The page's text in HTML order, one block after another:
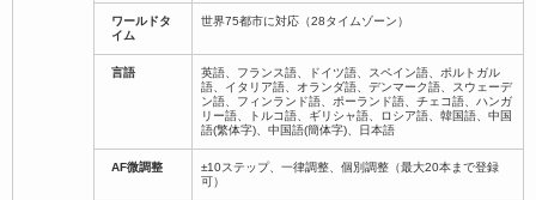
ワールドタ
イム
世界75都市に対応（28タイムゾーン）
言語
英語、フランス語、ドイツ語、スペイン語、ポルトガル
語、イタリア語、オランダ語、デンマーク語、スウェーデ
ン語、フィンランド語、ポーランド語、チェコ語、ハンガ
リー語、トルコ語、ギリシャ語、ロシア語、韓国語、中国
語(繁体字)、中国語(簡体字)、日本語
AF微調整
±10ステップ、一律調整、個別調整（最大20本まで登録
可）